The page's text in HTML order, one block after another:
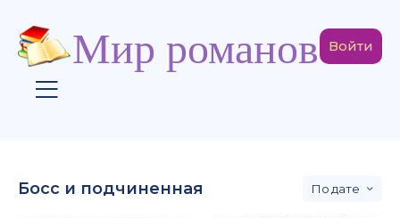
Мир романов Войти
Босс и подчиненная дате